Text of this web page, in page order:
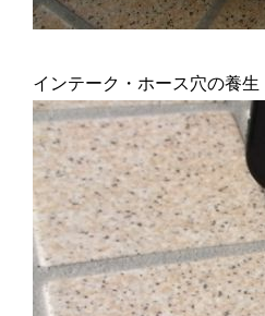
インテーク・ホース穴の養生